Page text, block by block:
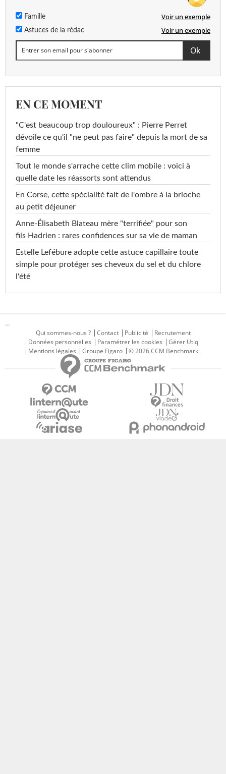
Famille Voir un exemple
Astuces de la rédac Voir un exemple
EN CE MOMENT
"C'est beaucoup trop douloureux" : Pierre Perret
dévoile ce qu'il "ne peut pas faire" depuis la mort de sa
femme
Tout le monde s'arrache cette clim mobile : voici à
quelle date les réassorts sont attendus
En Corse, cette spécialité fait de l'ombre à la brioche
au petit déjeuner
Anne-Élisabeth Blateau mère "terrifiée" pour son
fils Hadrien : rares confidences sur sa vie de maman
Estelle Lefébure adopte cette astuce capillaire toute
simple pour protéger ses cheveux du sel et du chlore
l'été
...
Qui sommes-nous ?
Contact Publicité
Recrutement
Données personnelles
Paramétrer les cookies
Gérer Utiq
Mentions légales
Groupe Figaro © 2026 CCM Benchmark